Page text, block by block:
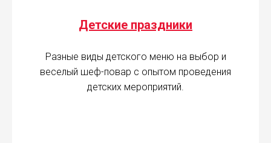
Детские праздники
Разные виды детского меню на выбор и
веселый шеф-повар с опытом проведения
детских мероприятий.